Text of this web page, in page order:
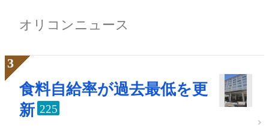
オリコンニュース
食料自給率が過去最低を更
新 225